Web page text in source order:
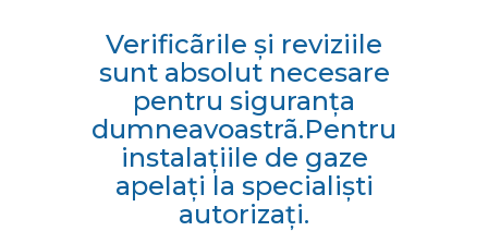
Verificãrile şi reviziile
sunt absolut necesare
pentru siguranţa
dumneavoastrã.Pentru
instalaţiile de gaze
apelaţi la specialişti
autorizaţi.